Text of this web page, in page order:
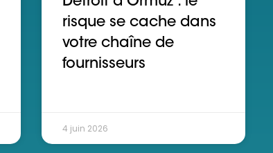
risque se cache dans
votre chaîne de
fournisseurs
4 juin 2026